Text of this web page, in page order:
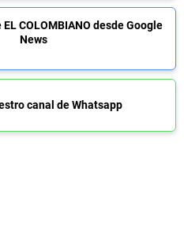
COLOMBIANO desde Google
News
canal de Whatsapp